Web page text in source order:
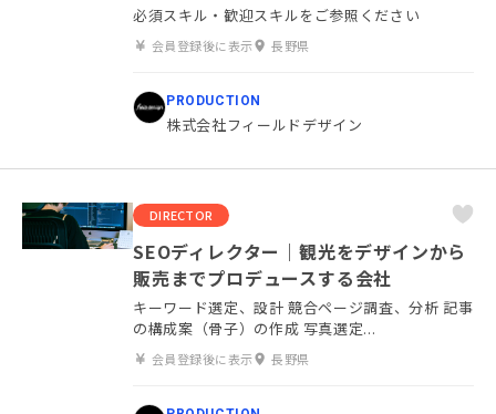
必須スキル・歓迎スキルをご参照ください
会員登録後に表示 長野県
PRODUCTION
株式会社フィールドデザイン
DIRECTOR
SEOディレクター｜観光をデザインから
販売までプロデュースする会社
キーワード選定、設計 競合ページ調査、分析 記事
の構成案（骨子）の作成 写真選定...
会員登録後に表示 長野県